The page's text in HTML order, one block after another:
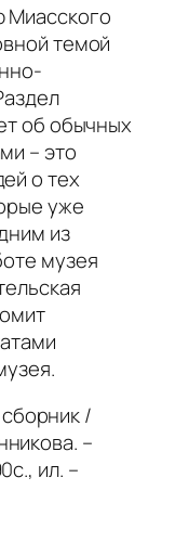
Миасского
темой
об обычных
– это
о тех
уже
из
музея
/
–
ил. –